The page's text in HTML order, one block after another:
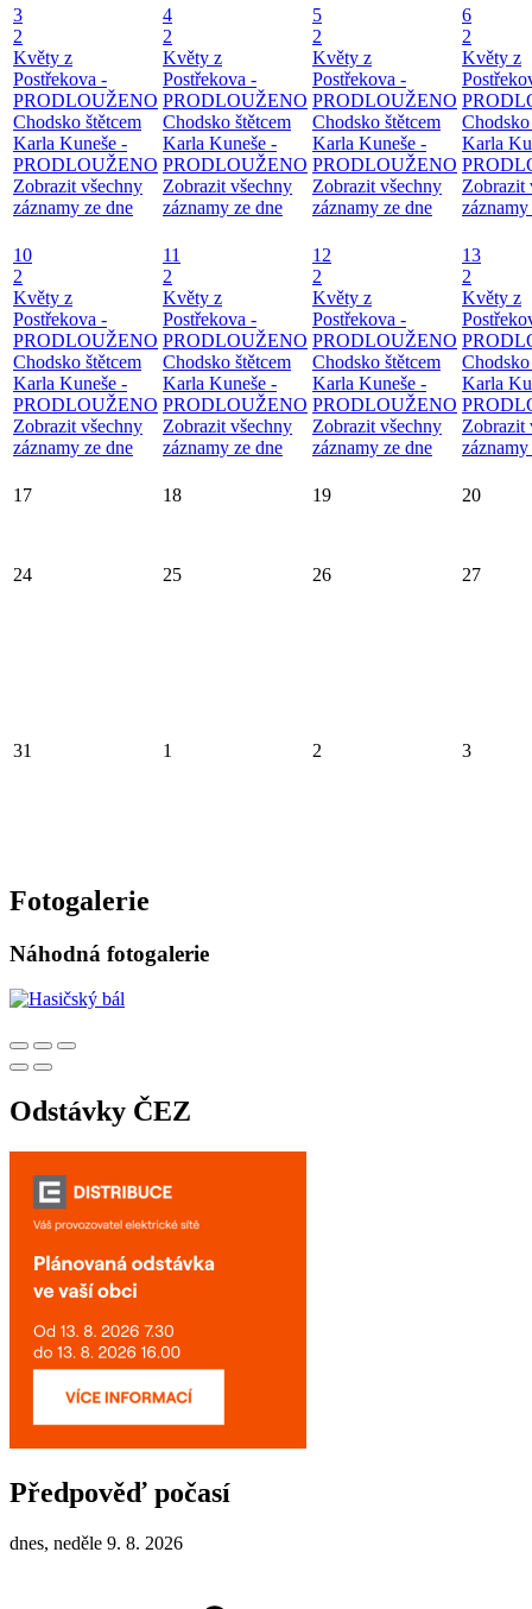
3
2
Květy z
Postřekova -
PRODLOUŽENO
Chodsko štětcem
Karla Kuneše -
PRODLOUŽENO
Zobrazit všechny
záznamy ze dne
4
2
Květy z
Postřekova -
PRODLOUŽENO
Chodsko štětcem
Karla Kuneše -
PRODLOUŽENO
Zobrazit všechny
záznamy ze dne
5
2
Květy z
Postřekova -
PRODLOUŽENO
Chodsko štětcem
Karla Kuneše -
PRODLOUŽENO
Zobrazit všechny
záznamy ze dne
6
2
Květy z
Chodsko
Karla
Zobrazit
10
2
Květy z
Postřekova -
PRODLOUŽENO
Chodsko štětcem
Karla Kuneše -
PRODLOUŽENO
Zobrazit všechny
záznamy ze dne
11
2
Květy z
Postřekova -
PRODLOUŽENO
Chodsko štětcem
Karla Kuneše -
PRODLOUŽENO
Zobrazit všechny
záznamy ze dne
12
2
Květy z
Postřekova -
PRODLOUŽENO
Chodsko štětcem
Karla Kuneše -
PRODLOUŽENO
Zobrazit všechny
záznamy ze dne
13
2
Květy z
Chodsko
Karla
Zobrazit
17 18 19 20
24 25 26 27
31 1 2 3
Fotogalerie
Náhodná fotogalerie
Odstávky ČEZ
Předpověď počasí
dnes, neděle 9. 8. 2026